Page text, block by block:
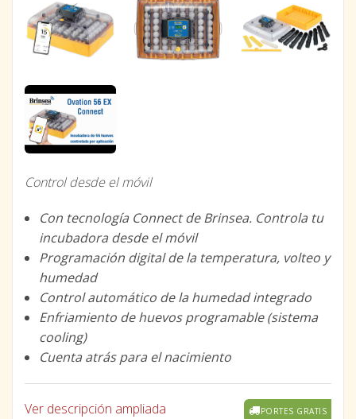
Control desde el móvil
Con tecnología Connect de Brinsea. Controla tu
incubadora desde el móvil
Programación digital de la temperatura, volteo y
humedad
Control automático de la humedad integrado
Enfriamiento de huevos programable (sistema
cooling)
Cuenta atrás para el nacimiento
Ver descripción ampliada PORTES GRATIS